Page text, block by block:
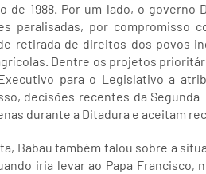
de 1988. Por um lado, o governo
paralisadas, por compromisso
retirada de direitos dos povos
Dentre os projetos
para o Legislativo a
decisões recentes da Segunda
durante a Ditadura e aceitam
Babau também falou sobre a
iria levar ao Papa